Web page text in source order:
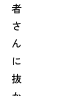
者
さ
ん
に
抜